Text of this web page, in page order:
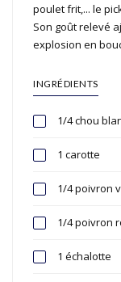
poulet frit,... le
Son goût relevé
explosion en
INGRÉDIENTS
1/4 chou
1 carotte
1/4 poivron
1/4 poivron
1 échalotte